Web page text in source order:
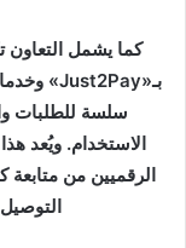
كما يشمل التعاون
سلسة للطلبات
الاستخدام. ويُعد
الرقميين من